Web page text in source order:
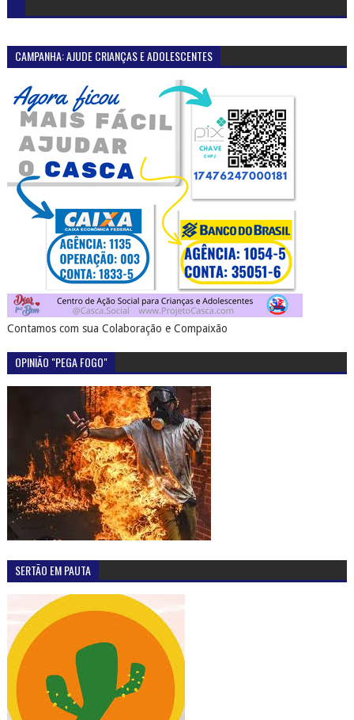
CAMPANHA: AJUDE CRIANÇAS E ADOLESCENTES
Contamos com sua Colaboração e Compaixão
OPINIÃO "PEGA FOGO"
SERTÃO EM PAUTA